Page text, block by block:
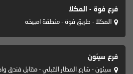
فرع فوة - المكلا
المكلا - طريق فوة - منطقة امبيخه
فرع سيئون
سيئون - شارع المطار القبلي - مقابل فندق